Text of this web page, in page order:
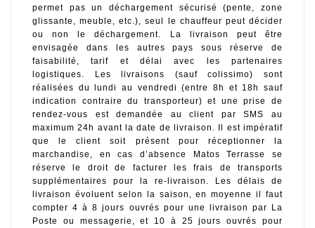
permet pas un déchargement sécurisé (pente, zone
glissante, meuble, etc.), seul le chauffeur peut décider
ou non le déchargement. La livraison peut être
envisagée dans les autres pays sous réserve de
faisabilité, tarif et délai avec les partenaires
logistiques. Les livraisons (sauf colissimo) sont
réalisées du lundi au vendredi (entre 8h et 18h sauf
indication contraire du transporteur) et une prise de
rendez-vous est demandée au client par SMS au
maximum 24h avant la date de livraison. Il est impératif
que le client soit présent pour réceptionner la
marchandise, en cas d’absence Matos Terrasse se
réserve le droit de facturer les frais de transports
supplémentaires pour la re-livraison. Les délais de
livraison évoluent selon la saison, en moyenne il faut
compter 4 à 8 jours ouvrés pour une livraison par La
Poste ou messagerie, et 10 à 25 jours ouvrés pour